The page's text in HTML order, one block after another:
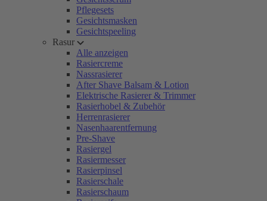
Pflegesets
Gesichtsmasken
Gesichtspeeling
Rasur
Alle anzeigen
Rasiercreme
Nassrasierer
After Shave Balsam & Lotion
Elektrische Rasierer & Trimmer
Rasierhobel & Zubehör
Herrenrasierer
Nasenhaarentfernung
Pre-Shave
Rasiergel
Rasiermesser
Rasierpinsel
Rasierschale
Rasierschaum